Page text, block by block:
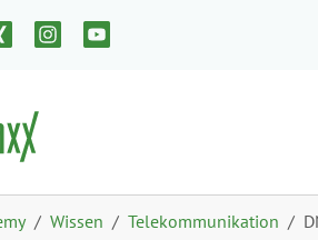
Wissen Telekommunikation